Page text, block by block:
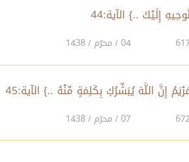
04 / محرّم / 1438
07 / محرّم / 1438